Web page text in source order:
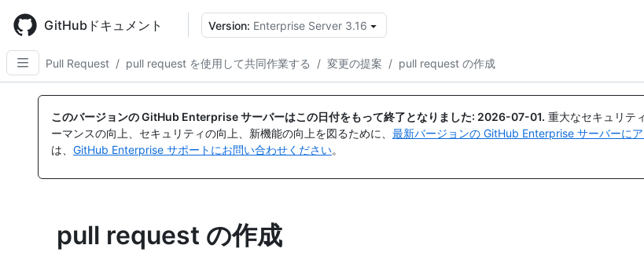
main
content
GitHubドキュメント Version: Enterprise Server 3.16
Pull Request / pull request を使用して共同作業する / 変更の提案 / pull request の作成
このバージョンの GitHub Enterprise サーバーはこの日付をもって終了となりました: 2026-07-01. 重大なセキュリテ
ーマンスの向上、セキュリティの向上、新機能の向上を図るために、 最新バージョンの GitHub Enterprise サーバーに
は、 GitHub Enterprise サポートにお問い合わせください。
pull request の作成